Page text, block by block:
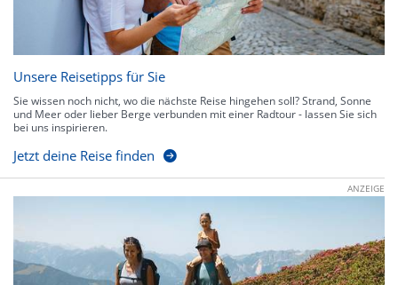
Unsere Reisetipps für Sie
Sie wissen noch nicht, wo die nächste Reise hingehen soll? Strand, Sonne
und Meer oder lieber Berge verbunden mit einer Radtour - lassen Sie sich
bei uns inspirieren.
Jetzt deine Reise finden
ANZEIGE